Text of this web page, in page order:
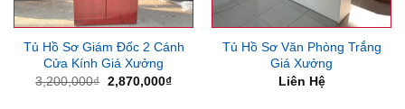
Tủ Hồ Sơ Giám Đốc 2 Cánh
Cửa Kính Giá Xưởng
3,200,000₫ Giá
2,870,000₫Giá
Tủ Hồ Sơ Văn Phòng Trắng
Giá Xưởng
Liên Hệ